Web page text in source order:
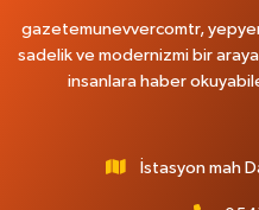
gazetemunevvercomtr,
sadelik ve modernizmi bir
insanlara haber
İstasyon mah